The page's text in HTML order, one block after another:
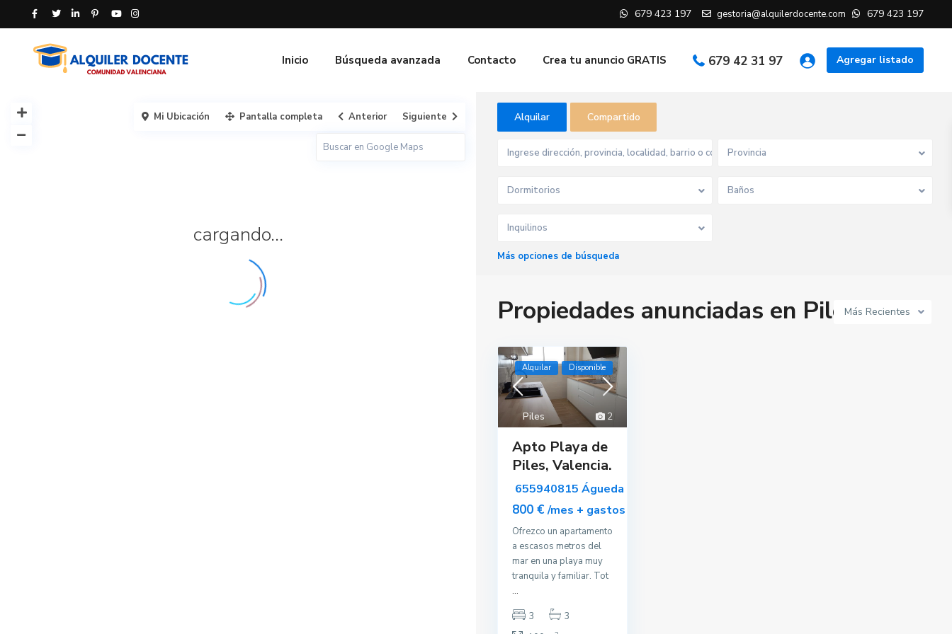
679 423 197 gestoria@alquilerdocente.com 679 423 197
Agregar listado
679 42 31 97
Inicio Búsqueda avanzada Contacto Crea tu anuncio GRATIS
cargando...
Mi Ubicación Pantalla completa Anterior Siguiente Alquilar Compartido
Provincia
Dormitorios Baños
Inquilinos
Más opciones de búsqueda
Más Recientes
Propiedades anunciadas en Piles
2
Piles
Alquilar Disponible
Apto Playa de
Piles, Valencia.
655940815 Águeda
800 €/mes + gastos
Ofrezco un apartamento
a escasos metros del
mar en una playa muy
tranquila y familiar. Tot
...
3
3